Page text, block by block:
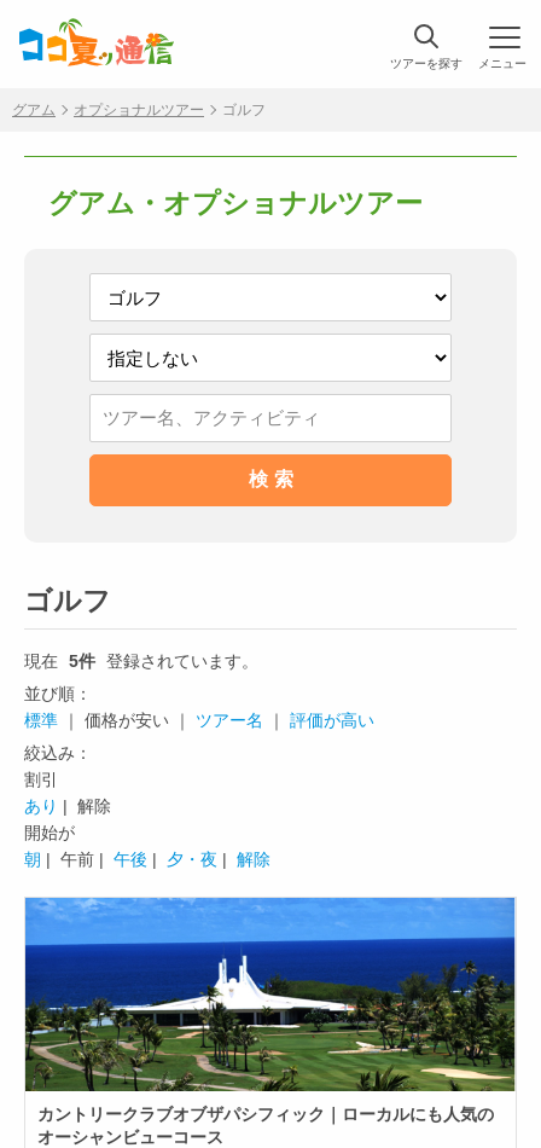
ツアーを探す
グアム オプショナルツアー ゴルフ
グアム・オプショナルツアー
ゴルフ
現在 5件 登録されています。
並び順：
標準 ｜ 価格が安い ｜ ツアー名 ｜ 評価が高い
絞込み：
割引
あり | 解除
開始が
朝 | 午前 | 午後 | 夕・夜 | 解除
カントリークラブオブザパシフィック｜ローカルにも人気の
オーシャンビューコース
メニュー